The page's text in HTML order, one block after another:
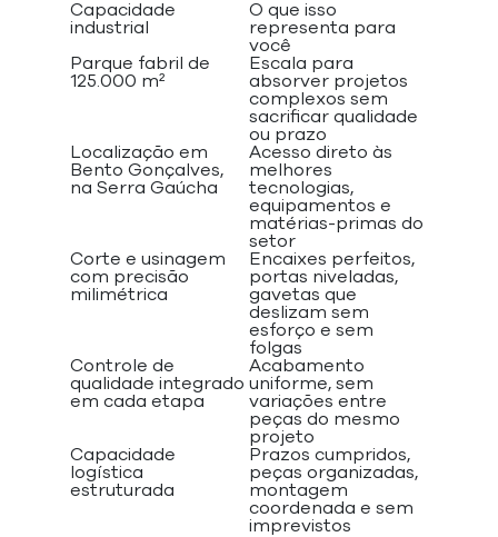
Capacidade
industrial
O que isso
representa para
você
Parque fabril de
125.000 m²
Escala para
absorver projetos
complexos sem
sacrificar qualidade
ou prazo
Localização em
Bento Gonçalves,
na Serra Gaúcha
Acesso direto às
melhores
tecnologias,
equipamentos e
matérias-primas do
setor
Corte e usinagem
com precisão
milimétrica
Encaixes perfeitos,
portas niveladas,
gavetas que
deslizam sem
esforço e sem
folgas
Controle de
qualidade integrado
em cada etapa
Acabamento
uniforme, sem
variações entre
peças do mesmo
projeto
Capacidade
logística
estruturada
Prazos cumpridos,
peças organizadas,
montagem
coordenada e sem
imprevistos